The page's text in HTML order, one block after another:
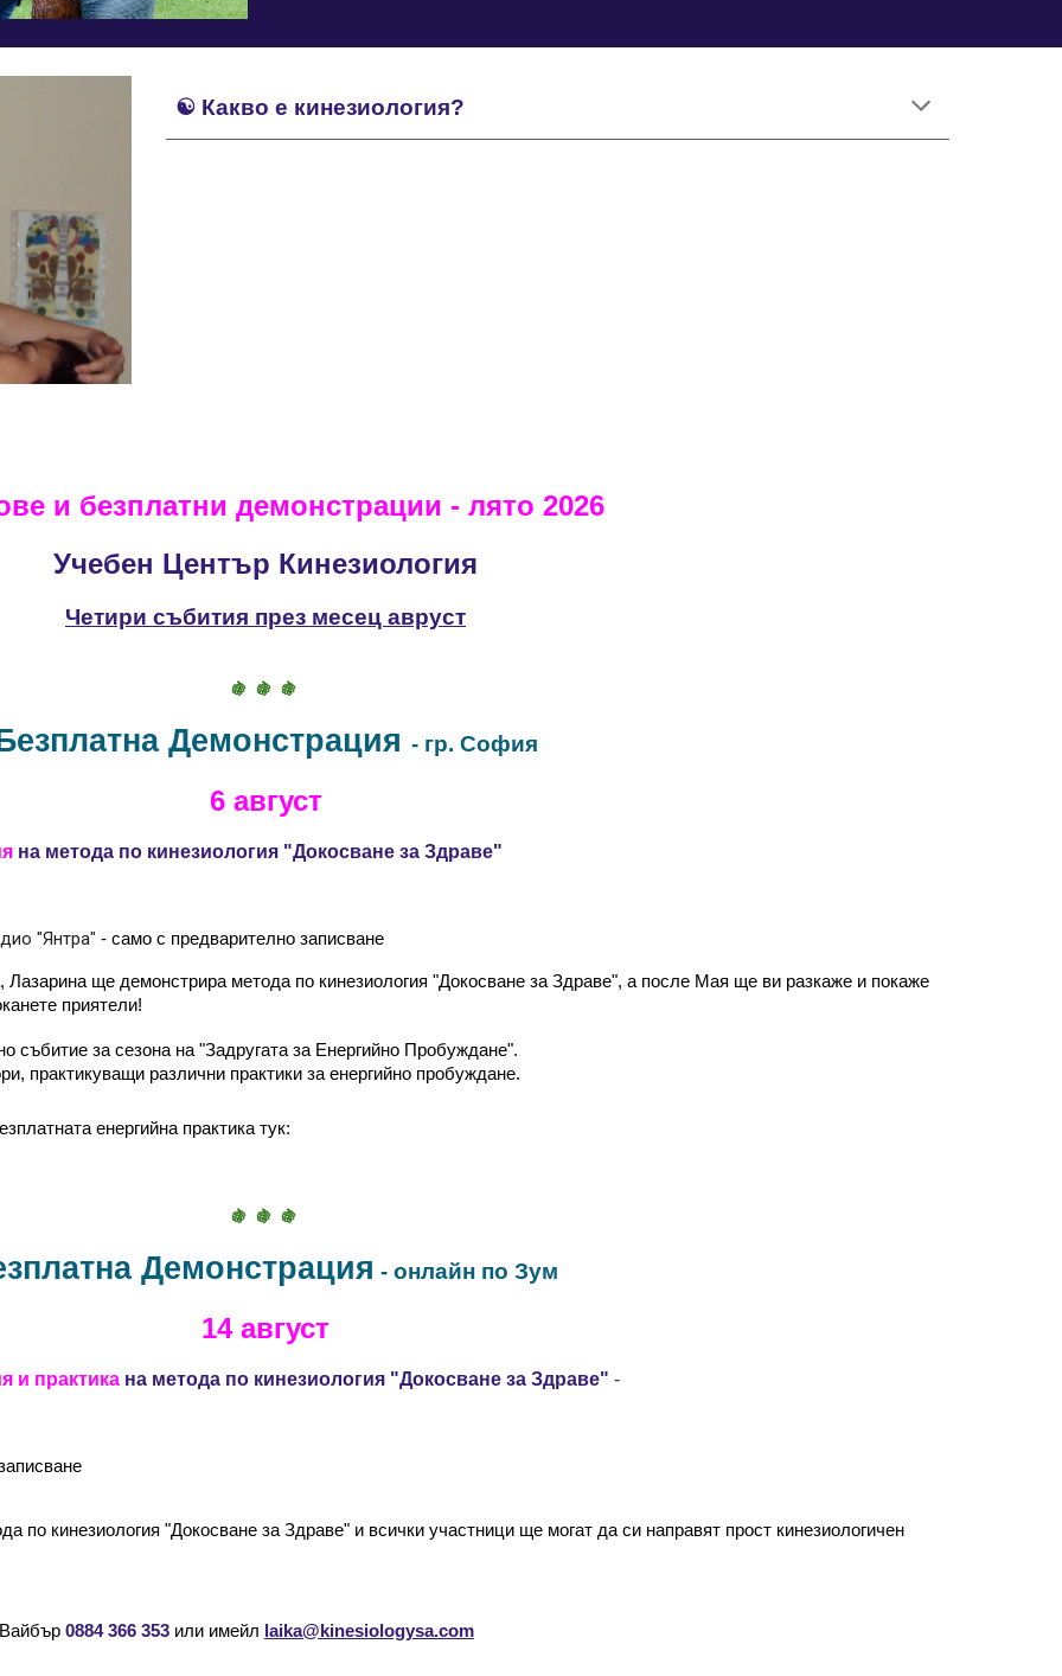
☯️ Какво е кинезиология?
и безплатни демонстрации - лято 2026
Учебен Център Кинезиология
Четири събития през месец авруст
🍇 🍇 🍇
Демонстрация - гр. София
6 август
на метода по кинезиология "Докосване за Здраве"
"Янтра" - само с предварително записване
Лазарина ще демонстрира метода по кинезиология "Докосване за Здраве", а после Мая ще ви разкаже и покаже
приятели!
събитие за сезона на "Задругата за Енергийно Пробуждане".
практикуващи различни практики за енергийно пробуждане.
енергийна практика тук:
🍇 🍇 🍇
Демонстрация - онлайн по Зум
14август
и практика на метода по кинезиология "Докосване за Здраве" -
по кинезиология "Докосване за Здраве"и всички участници ще могат да си направят прост кинезиологичен
0884 366 353 или имейл laika@kinesiologysa.com